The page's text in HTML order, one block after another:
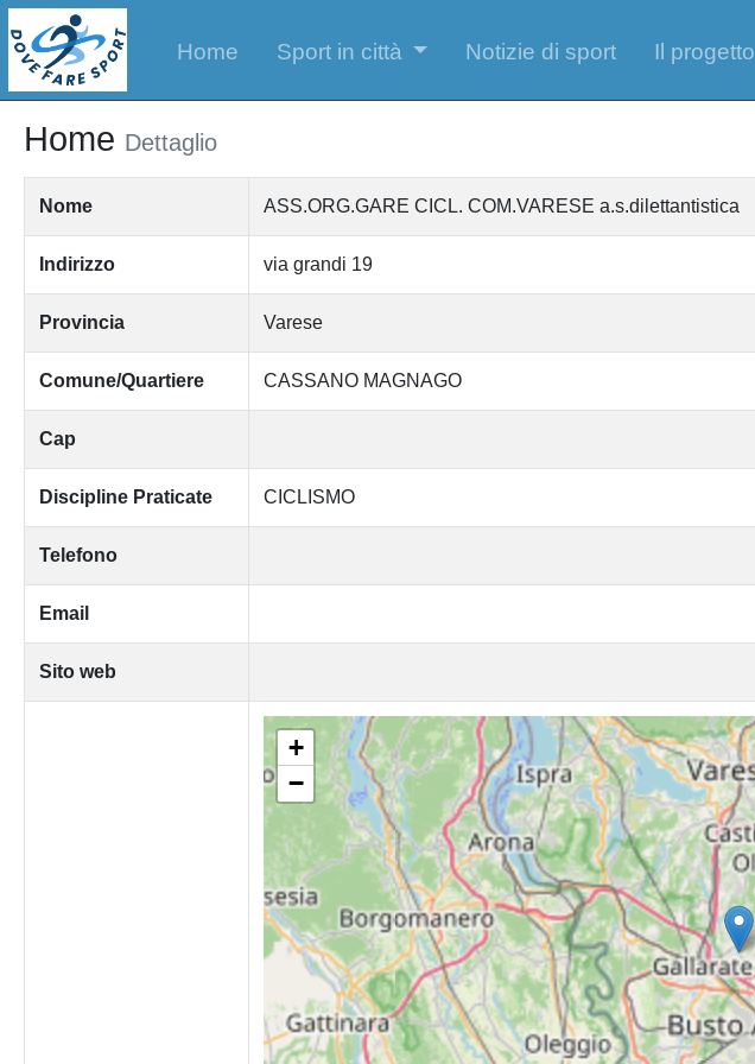
Home Sport in città Notizie di sport Il progetto
Home Dettaglio
Nome ASS.ORG.GARE CICL. COM.VARESE a.s.dilettantistica
Indirizzo via grandi 19
Provincia Varese
Comune/Quartiere CASSANO MAGNAGO
Cap
Discipline Praticate CICLISMO
Telefono
Email
Sito web
+
−